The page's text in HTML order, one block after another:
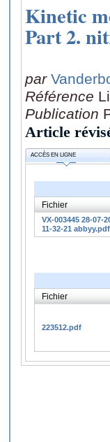
Kinetic
Part 2.
par
Référence
Publication
Article
ACCÈS EN LIGNE
Fichier
VX-003445 28-07-
11-32-21 abbyy.pdf
Fichier
223512.pdf